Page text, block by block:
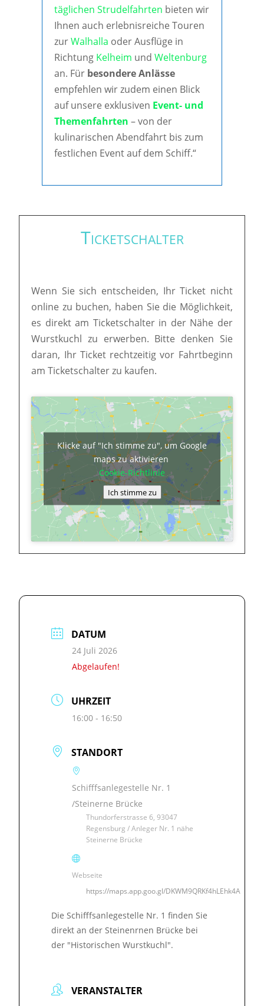
täglichen Strudelfahrten bieten wir
Ihnen auch erlebnisreiche Touren
zurWalhalla oder Ausflüge in
Richtung Kelheim und Weltenburg
an. Für besondere Anlässe
empfehlen wir zudem einen Blick
auf unsere exklusiven Event- und
Themenfahrten – von der
kulinarischen Abendfahrt bis zum
festlichen Event auf dem Schiff.“
Ticketschalter
Wenn Sie sich entscheiden, Ihr Ticket nicht
online zu buchen, haben Sie die Möglichkeit,
es direkt am Ticketschalter in der Nähe der
Wurstkuchl zu erwerben. Bitte denken Sie
daran, Ihr Ticket rechtzeitig vor Fahrtbeginn
am Ticketschalter zu kaufen.
Klicke auf "Ich stimme zu", um Google
maps zu aktivieren
Cookie-Richtlinie
Ich stimme zu
DATUM
24 Juli 2026
Abgelaufen!
UHRZEIT
16:00 - 16:50
STANDORT
Schifffsanlegestelle Nr. 1
/Steinerne Brücke
Thundorferstrasse 6, 93047
Regensburg / Anleger Nr. 1 nähe
Steinerne Brücke
Webseite
https://maps.app.goo.gl/DKWM9QRKf4hLEhk4A
Die Schifffsanlegestelle Nr. 1 finden Sie
direkt an der Steinenrnen Brücke bei
der "Historischen Wurstkuchl".
VERANSTALTER